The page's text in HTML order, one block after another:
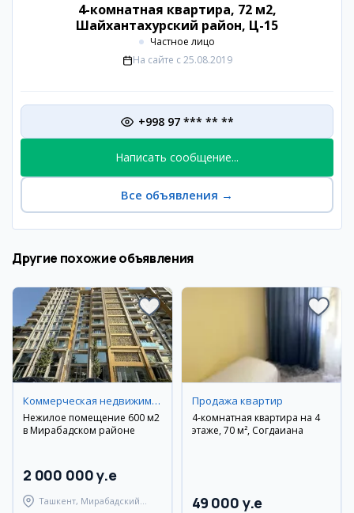
4-комнатная квартира, 72 м2,
Шайхантахурский район, Ц-15
Частное лицо
На сайте с 25.08.2019
+998 97 *** ** **
Написать сообщение...
Все объявления →
Другие похожие объявления
Коммерческая недвижимость
Нежилое помещение 600 м2
в Мирабадском районе
2 000 000 y.e
Ташкент, Мирабадский
Продажа квартир
4-комнатная квартира на 4
этаже, 70 м², Согдаиана
49 000 y.e